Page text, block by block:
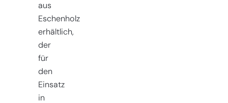
aus
Eschenholz
erhältlich,
der
für
den
Einsatz
in